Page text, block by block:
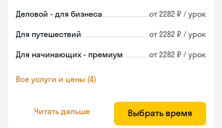
Деловой - для бизнеса от 2282 ₽ / урок
Для путешествий от 2282 ₽ / урок
Для начинающих - премиум от 2282 ₽ / урок
Все услуги и цены (4)
Читать дальше Выбрать время